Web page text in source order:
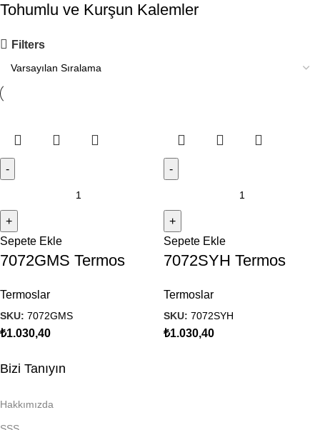
Tohumlu ve Kurşun Kalemler
Filters
Sepete Ekle
7072GMS Termos
Termoslar
SKU: 7072GMS
₺1.030,40
Sepete Ekle
7072SYH Termos
Termoslar
SKU: 7072SYH
₺1.030,40
Bizi Tanıyın
Hakkımızda